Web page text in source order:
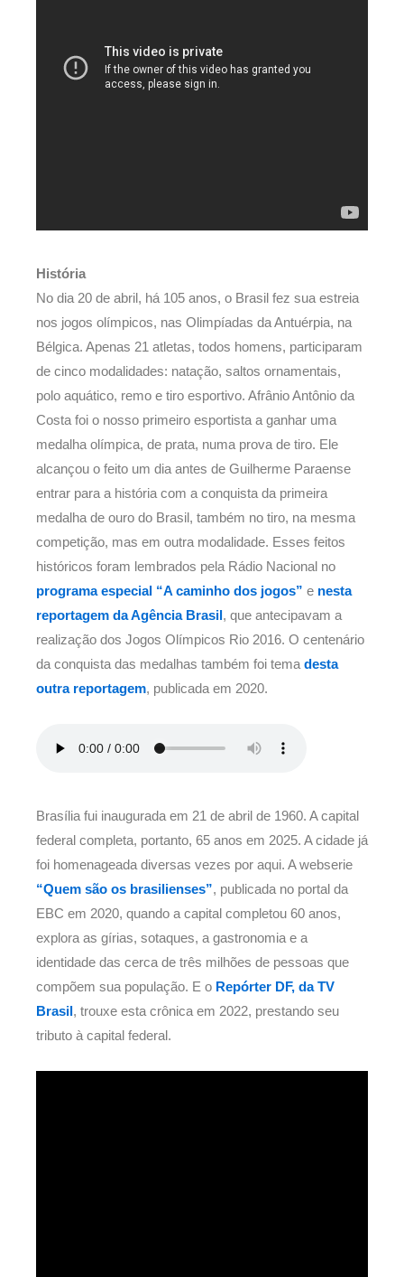
História
No dia 20 de abril, há 105 anos, o Brasil fez sua estreia
nos jogos olímpicos, nas Olimpíadas da Antuérpia, na
Bélgica. Apenas 21 atletas, todos homens, participaram
de cinco modalidades: natação, saltos ornamentais,
polo aquático, remo e tiro esportivo. Afrânio Antônio da
Costa foi o nosso primeiro esportista a ganhar uma
medalha olímpica, de prata, numa prova de tiro. Ele
alcançou o feito um dia antes de Guilherme Paraense
entrar para a história com a conquista da primeira
medalha de ouro do Brasil, também no tiro, na mesma
competição, mas em outra modalidade. Esses feitos
históricos foram lembrados pela Rádio Nacional no
programa especial “A caminho dos jogos” e nesta
reportagem da Agência Brasil , que antecipavam a
realização dos Jogos Olímpicos Rio 2016. O centenário
da conquista das medalhas também foi tema desta
outra reportagem, publicada em 2020.
Brasília fui inaugurada em 21 de abril de 1960. A capital
federal completa, portanto, 65 anos em 2025. A cidade já
foi homenageada diversas vezes por aqui. A webserie
“Quem são os brasilienses”, publicada no portal da
EBC em 2020, quando a capital completou 60 anos,
explora as gírias, sotaques, a gastronomia e a
identidade das cerca de três milhões de pessoas que
compõem sua população. E o Repórter DF, da TV
Brasil , trouxe esta crônica em 2022, prestando seu
tributo à capital federal.